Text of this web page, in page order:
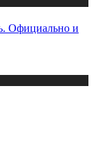
Официально и